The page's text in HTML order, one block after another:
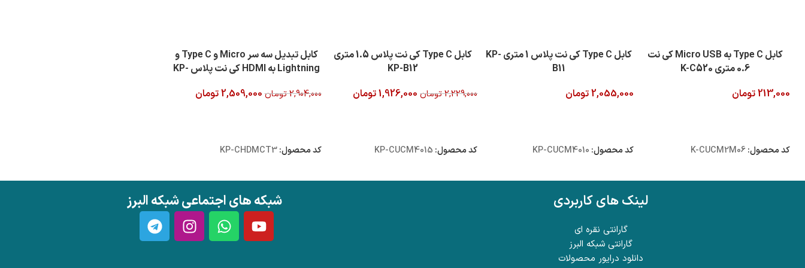
کابل Type C به Micro USB کی نت
0.6 متری K-C520
213,000تومان
کد محصول: K-CUCM2M06
کابل Type C کی نت پلاس 1 متری KP-
B11
2,055,000تومان
کد محصول: KP-CUCM4010
کابل Type C کی نت پلاس 1.5 متری
KP-B12
2,229,000تومان 1,926,000تومان
کد محصول: KP-CUCM4015
کابل تبدیل سه سر Micro و Type C و
Lightning به HDMI کی نت پلاس KP-
2,904,000تومان 2,509,000تومان
کد محصول:KP-CHDMCT3
لینک های کاربردی
گارانتی نقره ای
گارانتی شبکه البرز
دانلود درایور محصولات
شبکه های اجتماعی شبکه البرز